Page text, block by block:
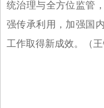
统治理与全方位监管
强传承利用，加强国
工作取得新成效。（